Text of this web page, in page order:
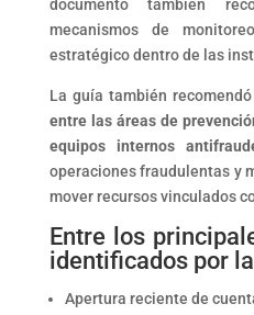
documento también
mecanismos de
estratégico dentro de las
La guía también recomendó
entre las áreas de
equipos internos
operaciones fraudulentas y
mover recursos vinculados
Entre los
identificados por
Apertura reciente de